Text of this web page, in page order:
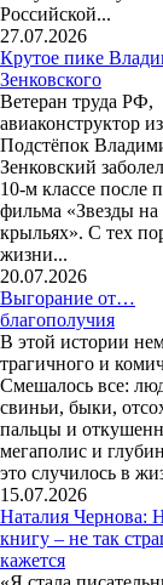
Российской...
27.07.2026
Крутое пике
Зенковского
Ветеран труда РФ,
авиаконструктор из
Подстёпок
Зенковский
10-м классе после
фильма «Звезды на
крыльях». С тех
жизни...
20.07.2026
Выгорание от…
благополучия
В этой истории
трагичного и
Смешалось все:
свиньи, быки,
пальцы и
мегаполис и
это случилось в
15.07.2026
Наталия Чернова:
книгу – не так
кажется